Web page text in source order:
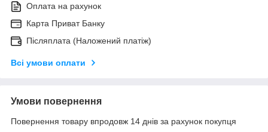
Оплата на рахунок
Карта Приват Банку
Післяплата (Наложений платіж)
Всі умови оплати
Умови повернення
Повернення товару впродовж 14 днів за рахунок покупця